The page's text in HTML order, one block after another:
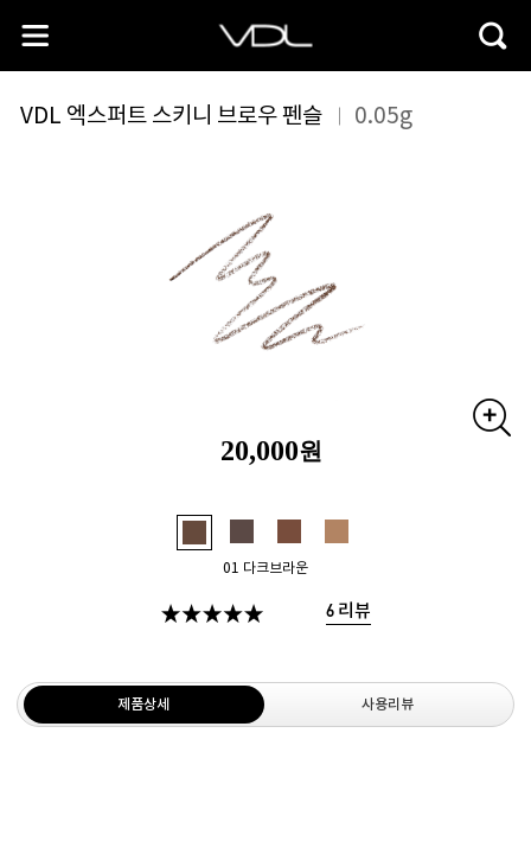
VDL 엑스퍼트 스키니 브로우 펜슬 0.05g
20,000원
01 다크브라운
6리뷰
제품상세 사용리뷰